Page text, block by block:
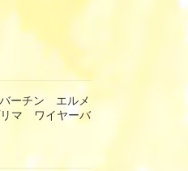
ーチン エルメ
マ ワイヤーバ